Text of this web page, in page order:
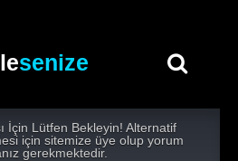
senize
İçin Lütfen Bekleyin! Alternatif
için sitemize üye olup yorum
gerekmektedir.